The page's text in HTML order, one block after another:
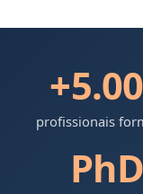
profissionais
PhD